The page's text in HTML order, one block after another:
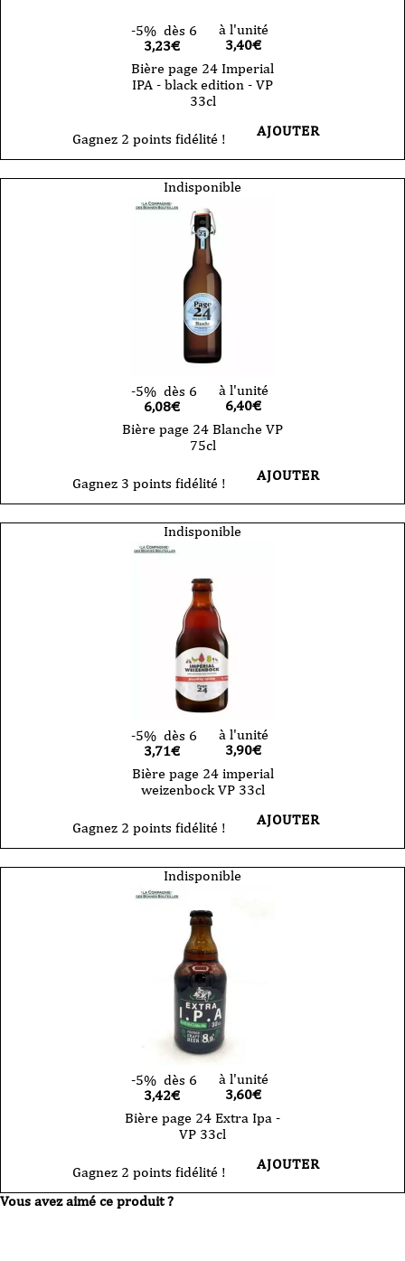
-5% dès 6
3,23€
à l'unité
3,40€
Bière page 24 Imperial
IPA - black edition - VP
33cl
Gagnez 2 points fidélité ! AJOUTER
Indisponible
-5% dès 6
6,08€
à l'unité
6,40€
Bière page 24 Blanche VP
75cl
Gagnez 3 points fidélité ! AJOUTER
Indisponible
-5% dès 6
3,71€
à l'unité
3,90€
Bière page 24 imperial
weizenbock VP 33cl
Gagnez 2 points fidélité ! AJOUTER
Indisponible
-5% dès 6
3,42€
à l'unité
3,60€
Bière page 24 Extra Ipa -
VP 33cl
Gagnez 2 points fidélité ! AJOUTER
Vous avez aimé ce produit ?